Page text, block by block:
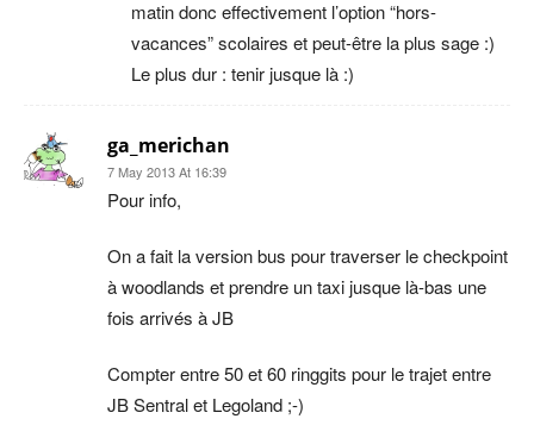
matin donc effectivement l’option “hors-
vacances” scolaires et peut-être la plus sage :)
Le plus dur : tenir jusque là :)
ga_merichan
7 May 2013 At 16:39
Pour info,
On a fait la version bus pour traverser le checkpoint
à woodlands et prendre un taxi jusque là-bas une
fois arrivés à JB
Compter entre 50 et 60 ringgits pour le trajet entre
JB Sentral et Legoland ;-)